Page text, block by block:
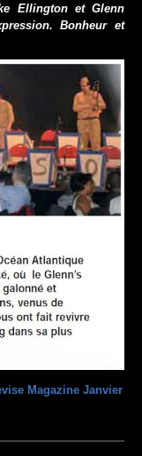
Ellington et Glenn
Bonheur et
Magazine Janvier